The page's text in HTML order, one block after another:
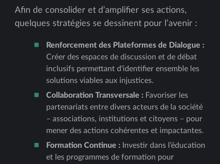
Afin de consolider et d’amplifier ses actions,
quelques stratégies se dessinent pour l’avenir :
Renforcement des Plateformes de Dialogue :
Créer des espaces de discussion et de débat
inclusifs permettant d'identifier ensemble les
solutions viables aux injustices.
Collaboration Transversale : Favoriser les
partenariats entre divers acteurs de la société
– associations, institutions et citoyens – pour
mener des actions cohérentes et impactantes.
Formation Continue : Investir dans l’éducation
et les programmes de formation pour